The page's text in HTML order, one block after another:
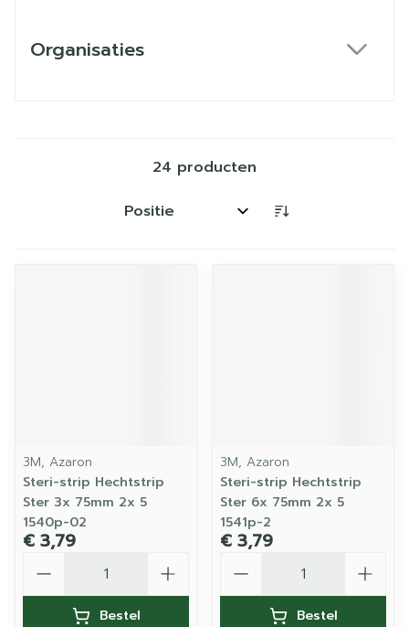
Organisaties
24 producten
Sorteer op:
3M, Azaron
Steri-strip Hechtstrip
Ster 3x 75mm 2x 5
1540p-02
€ 3,79
Bestel
3M, Azaron
Steri-strip Hechtstrip
Ster 6x 75mm 2x 5
1541p-2
€ 3,79
Bestel